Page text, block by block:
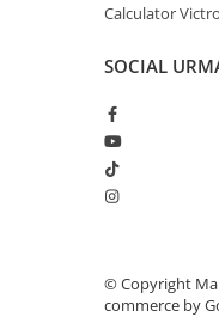
Detectoare
Tahometre
Termometre
Multimetre de Banc
Calculator
SOCIAL
©️ Copyright
commerce by